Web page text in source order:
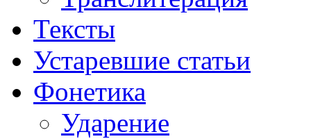
Тексты
Устаревшие статьи
Фонетика
Ударение